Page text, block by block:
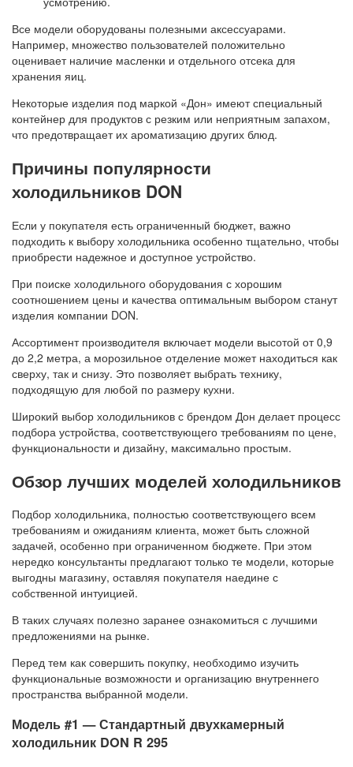
Все модели оборудованы полезными аксессуарами.
Например, множество пользователей положительно
оценивает наличие масленки и отдельного отсека для
хранения яиц.
Некоторые изделия под маркой «Дон» имеют специальный
контейнер для продуктов с резким или неприятным запахом,
что предотвращает их ароматизацию других блюд.
Причины популярности
холодильников DON
Если у покупателя есть ограниченный бюджет, важно
подходить к выбору холодильника особенно тщательно, чтобы
приобрести надежное и доступное устройство.
При поиске холодильного оборудования с хорошим
соотношением цены и качества оптимальным выбором станут
изделия компании DON.
Ассортимент производителя включает модели высотой от 0,9
до 2,2 метра, а морозильное отделение может находиться как
сверху, так и снизу. Это позволяeт выбрать технику,
подходящую для любой по размеру кухни.
Широкий выбор холодильников с брендом Дон делает процесс
подбора устройства, соответствующего требованиям по цене,
функциональности и дизайну, максимально простым.
Обзор лучших моделей холодильников
Подбор холодильника, полностью соответствующего всем
требованиям и ожиданиям клиента, может быть сложной
задачей, особенно при ограниченном бюджете. При этом
нередко консультанты предлагают только те модели, которые
выгодны магазину, оставляя покупателя наедине с
собственной интуицией.
В таких случаях полезно заранее ознакомиться с лучшими
предложениями на рынке.
Перед тем как совершить покупку, необходимо изучить
функциональные возможности и организацию внутреннего
пространства выбранной модели.
Модель #1 — Стандартный двухкамерный
холодильник DON R 295